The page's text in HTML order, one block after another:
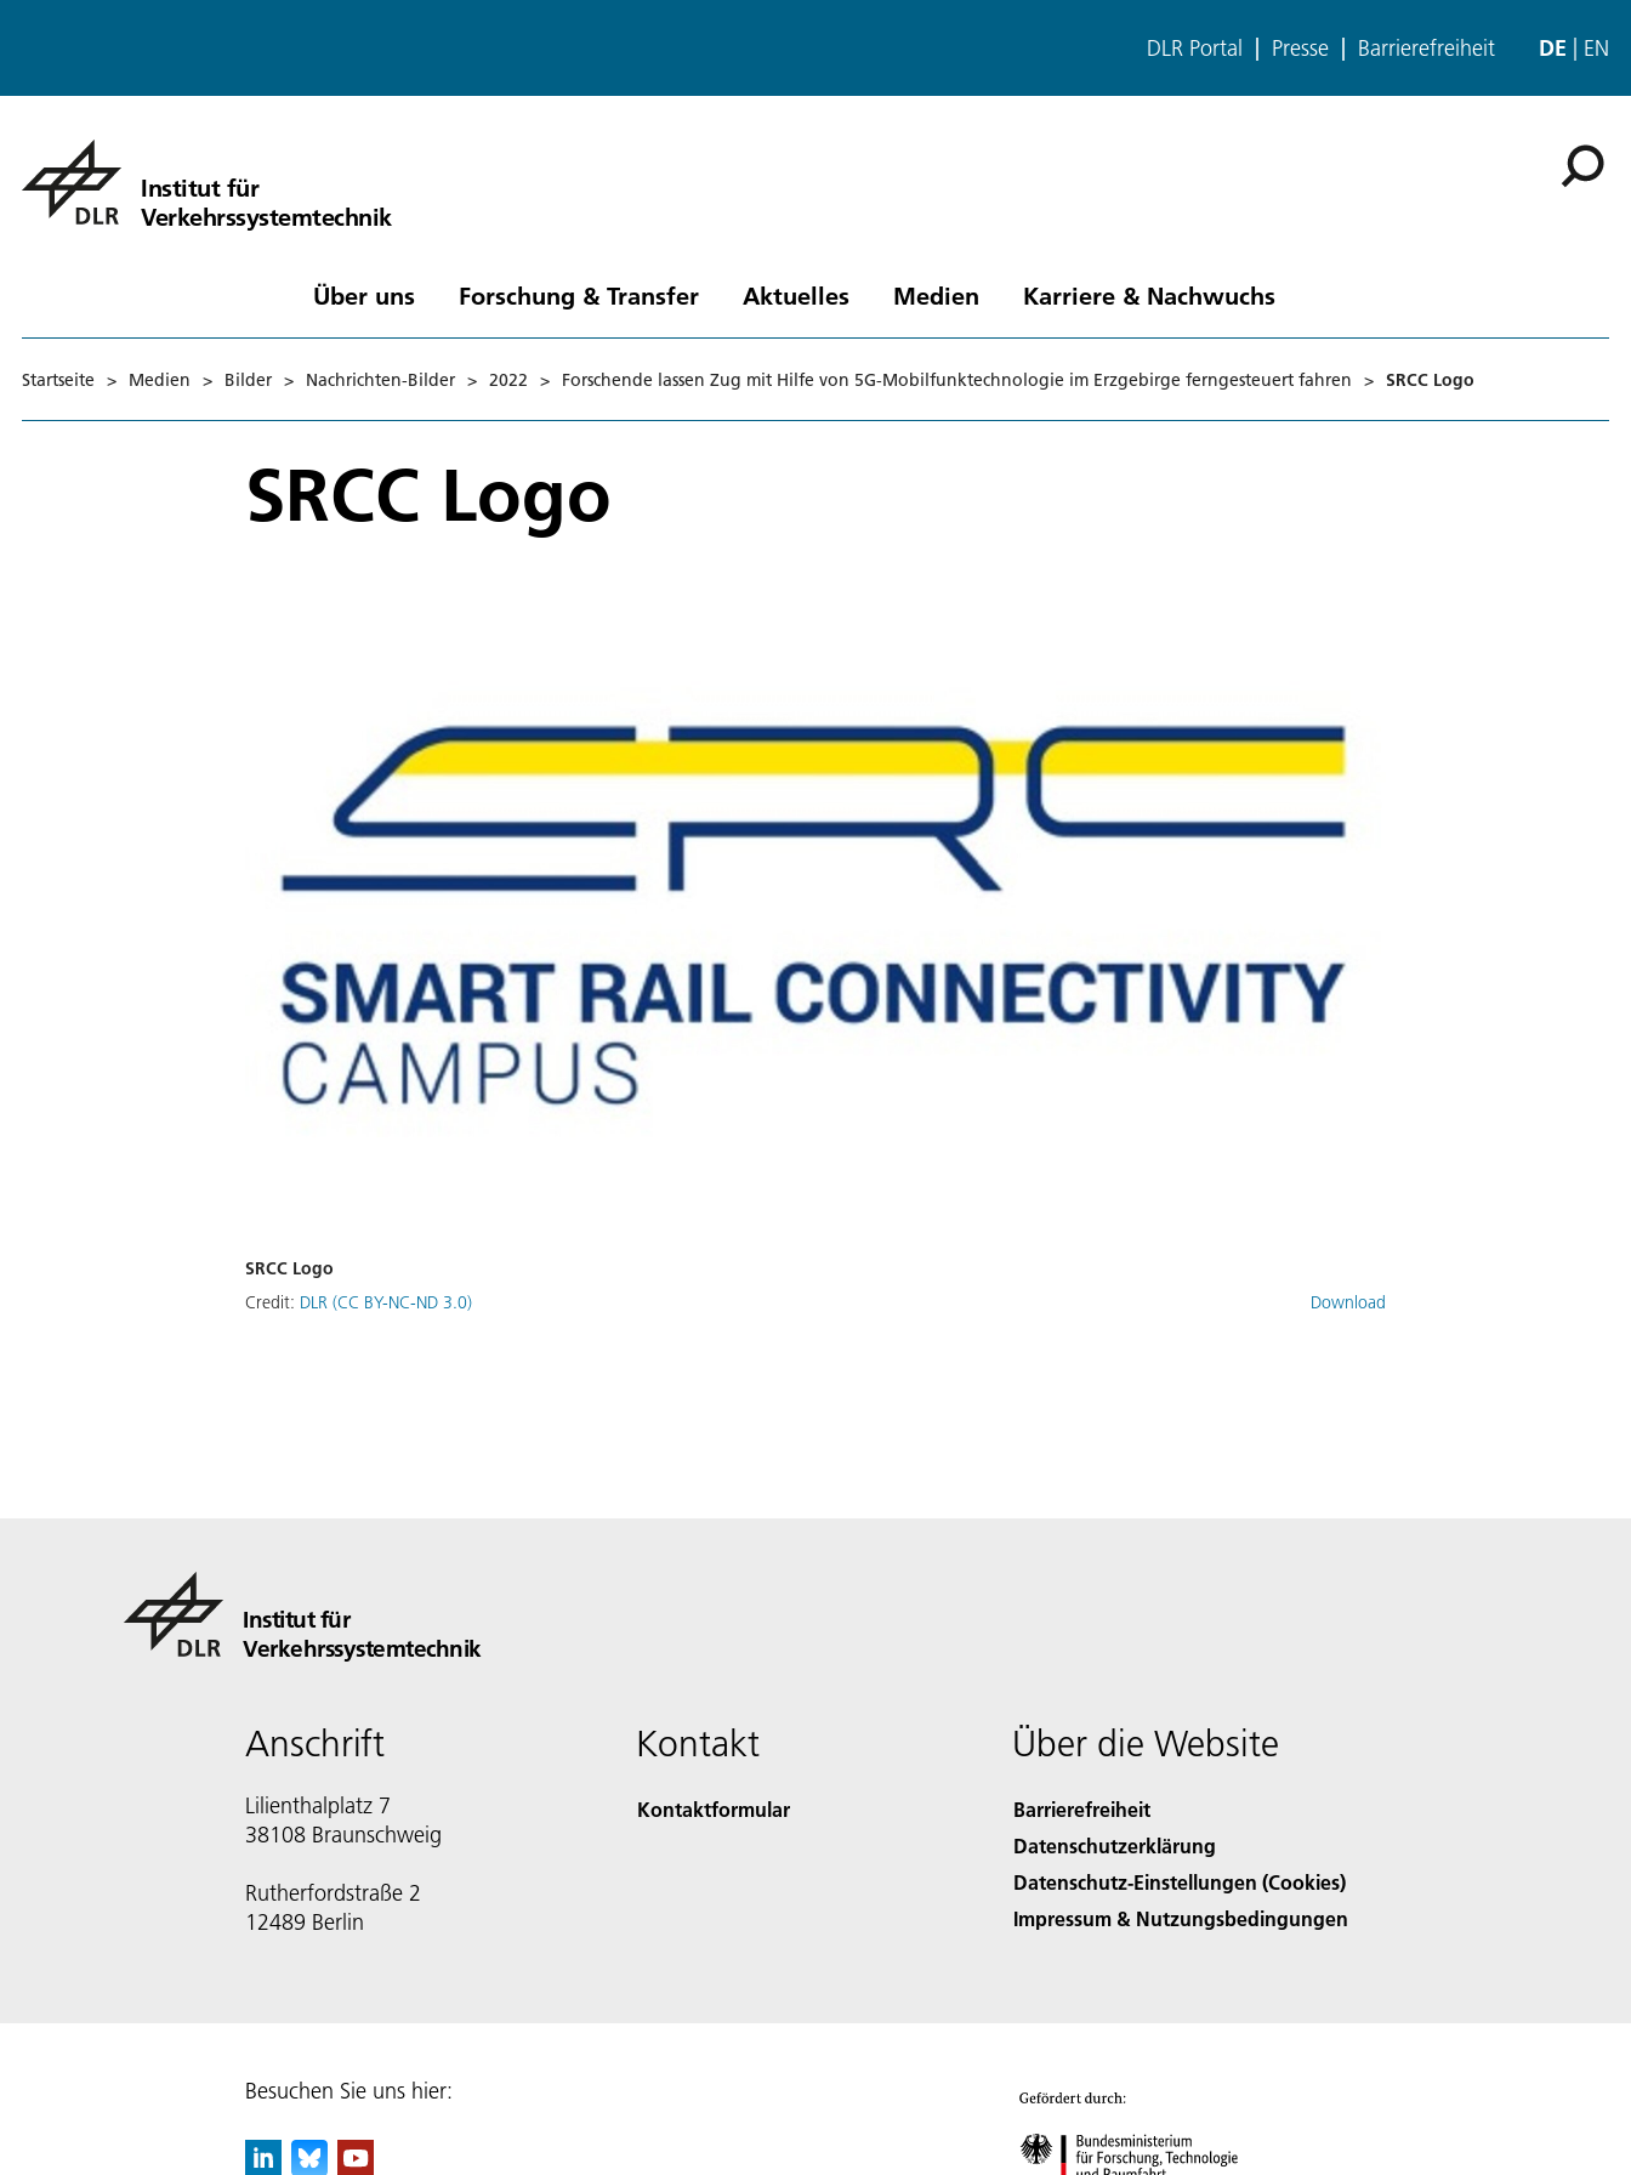
DLR Portal Presse Barrierefreiheit DE EN
Institut für
Verkehrssystemtechnik
Über uns Forschung & Transfer Aktuelles Medien Karriere & Nachwuchs
Startseite > Medien > Bilder > Nachrichten-Bilder > 2022 > Forschende lassen Zug mit Hilfe von 5G-Mobilfunktechnologie im Erzgebirge ferngesteuert fahren > SRCC Logo
SRCC Logo
SRCC Logo
Credit: DLR (CC BY-NC-ND 3.0) Download
Institut für
Verkehrssystemtechnik
Anschrift
Lilienthalplatz 7
38108 Braunschweig
Rutherfordstraße 2
12489 Berlin
Kontakt
Kontaktformular
Über die Website
Barrierefreiheit
Datenschutzerklärung
Datenschutz-Einstellungen (Cookies)
Impressum & Nutzungsbedingungen
Besuchen Sie uns hier: